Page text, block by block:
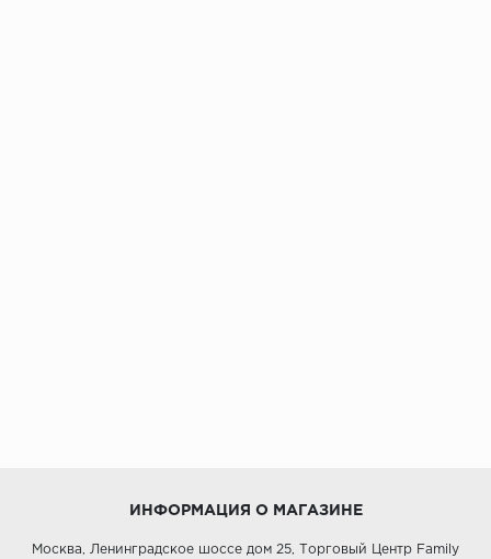
ИНФОРМАЦИЯ О МАГАЗИНЕ
Москва, Ленинградское шоссе дом 25, Торговый Центр Family